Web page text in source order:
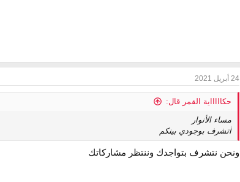
24 أبريل 2021
حكاااااية القمر قال:
مساء الأنوار
أتشرف بوجودي بينكم
ونحن نتشرف بتواجدك وننتظر مشاركاتك